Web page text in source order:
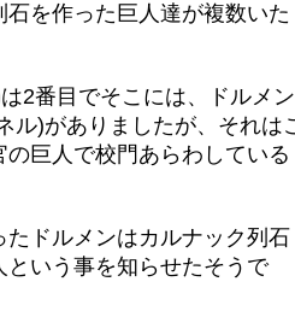
を作った巨人達が複数いた
2番目でそこには、ドルメン
ル)がありましたが、それは
巨人で校門あらわしている
ドルメンはカルナック列石
という事を知らせたそうで